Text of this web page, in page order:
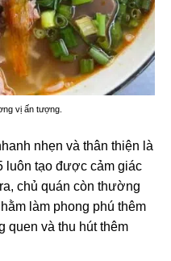
vị ấn tượng.
nhẹn và thân thiện là
luôn tạo được cảm giác
chủ quán còn thường
làm phong phú thêm
quen và thu hút thêm